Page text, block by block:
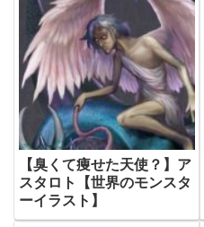
【臭くて痩せた天使？】ア
スタロト【世界のモンスタ
ーイラスト】